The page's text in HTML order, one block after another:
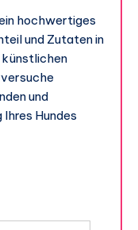
hochwertiges
und Zutaten in
und
Hundes